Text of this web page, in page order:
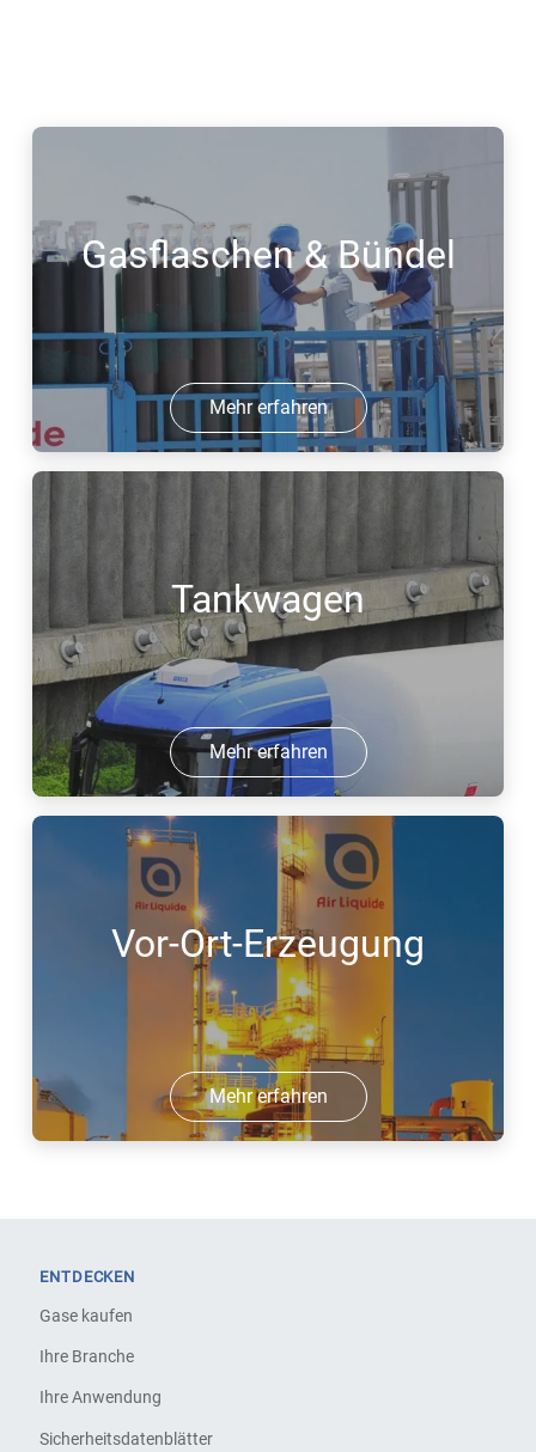
Gasflaschen & Bündel
Mehr erfahren
Tankwagen
Mehr erfahren
Vor-Ort-Erzeugung
Mehr erfahren
ENTDECKEN
Gase kaufen
Ihre Branche
Ihre Anwendung
Sicherheitsdatenblätter